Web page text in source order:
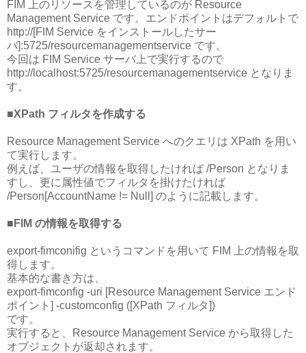
FIM 上のリソースを管理しているのが Resource
Management Service です。エンドポイントはデフォルトで
http://[FIM Service をインストールしたサー
バ]:5725/resourcemanagementservice です。
今回は FIM Service サーバ上で実行するので
http://localhost:5725/resourcemanagementservice となりま
す。
■XPath フィルタを作成する
Resource Management Service へのクエリは XPath を用い
て実行します。
例えば、ユーザの情報を取得したければ /Person となりま
すし、更に属性値でフィルタを掛けたければ
/Person[AccountName != Null] のように記載します。
■FIM の情報を取得する
export-fimconifig というコマンドを用いて FIM 上の情報を取
得します。
基本的な書き方は、
export-fimconfig -uri [Resource Management Service エンド
ポイント] -customconfig ([XPath フィルタ])
です。
実行すると、Resource Management Service から取得した
オブジェクトが返却されます。